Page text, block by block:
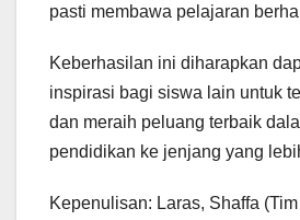
pasti membawa pelajaran
Keberhasilan ini diharapkan
inspirasi bagi siswa lain untuk
dan meraih peluang terbaik
pendidikan ke jenjang yang
Kepenulisan: Laras, Shaffa